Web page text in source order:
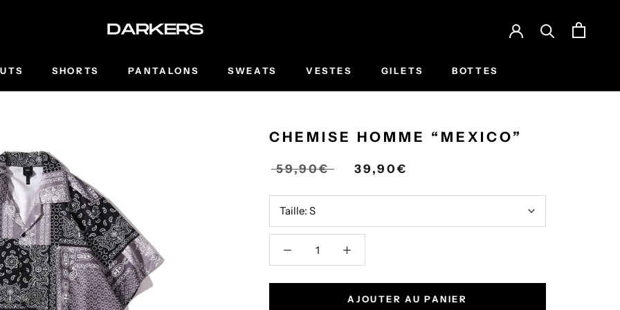
SHORTS PANTALONS SWEATS VESTES GILETS BOTTES
CHEMISE HOMME “MEXICO”
59,90€ 39,90€
Taille: S
AJOUTER AU PANIER